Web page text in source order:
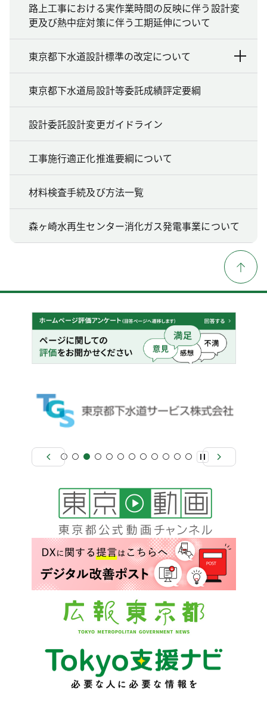
路上工事における実作業時間の反映に伴う設計変
更及び熱中症対策に伴う工期延伸について
東京都下水道設計標準の改定について
東京都下水道局設計等委託成績評定要綱
設計委託設計変更ガイドライン
工事施行適正化推進要綱について
材料検査手続及び方法一覧
森ヶ崎水再生センター消化ガス発電事業について